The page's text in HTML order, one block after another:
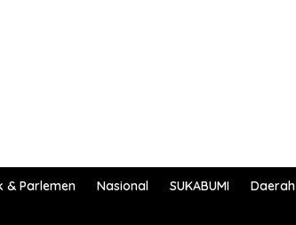
& Parlemen Nasional SUKABUMI Daerah